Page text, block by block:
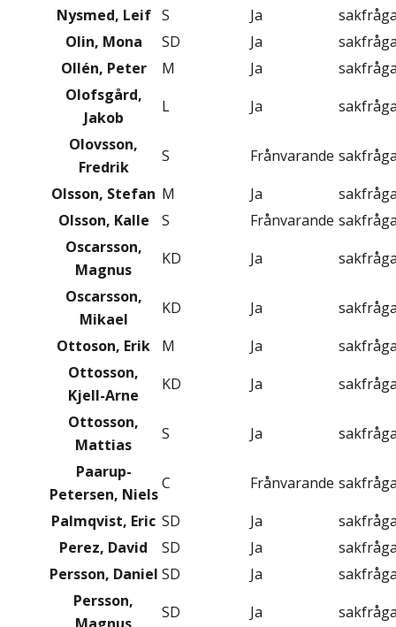
Nysmed, Leif S Ja
Olin, Mona
SD Ja
Ollén, Peter
M Ja
Olofsgård,
Jakob
L Ja
Olovsson,
Fredrik
S Frånvarande
Olsson, Stefan M Ja
Olsson, Kalle
S Frånvarande
Oscarsson,
Magnus
KD Ja
Oscarsson,
Mikael
KD Ja
Ottoson, Erik
M Ja
Ottosson,
Kjell-Arne
KD Ja
Ottosson,
Mattias
S Ja
Paarup-
Petersen, Niels
C Frånvarande
Palmqvist, Eric SD Ja
Perez, David
SD Ja
Persson, Daniel SD Ja
Persson,
SD Ja